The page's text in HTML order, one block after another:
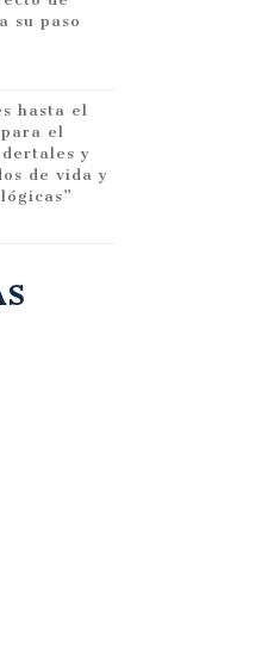
su paso
hasta el
el
y
de vida y